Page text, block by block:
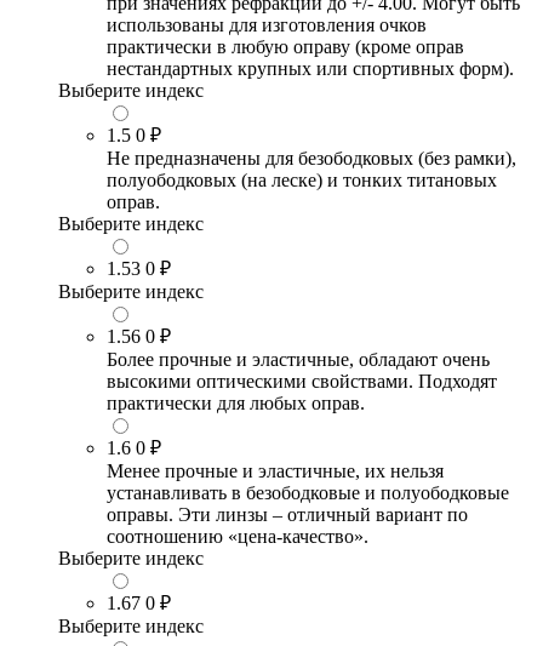
использованы для изготовления очков
практически в любую оправу (кроме оправ
нестандартных крупных или спортивных форм).
Выберите индекс
1.5 0 ₽
Не предназначены для безободковых (без рамки),
полуободковых (на леске) и тонких титановых
оправ.
Выберите индекс
1.53 0 ₽
Выберите индекс
1.56 0 ₽
Более прочные и эластичные, обладают очень
высокими оптическими свойствами. Подходят
практически для любых оправ.
1.6 0 ₽
Менее прочные и эластичные, их нельзя
устанавливать в безободковые и полуободковые
оправы. Эти линзы – отличный вариант по
соотношению «цена-качество».
Выберите индекс
1.67 0 ₽
Выберите индекс